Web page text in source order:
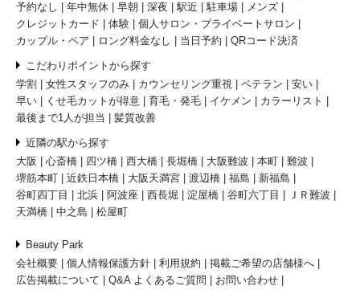
予約なし
年中無休 早朝 深夜 駅近 駐車場
メンズ
クレジットカード
体験
個人サロン・プライベートサロン
カップル・ペア
ロング料金なし 当日予約 QRコード決済
こだわりポイントから探す
学割
女性スタッフのみ カウンセリング重視 ベテラン
安い
早い
くせ毛カットが得意 育毛・発毛 イケメン
カラーリスト
最後まで1人が担当
髪質改善
近隣の駅から探す
大阪
心斎橋 四ツ橋 西大橋 長堀橋 大阪難波 本町
難波
堺筋本町
近鉄日本橋 大阪天満宮 渡辺橋 福島
新福島
谷町四丁目
北浜 阿波座 西長堀 淀屋橋 谷町六丁目
ＪＲ難波
天満橋
中之島 松屋町
Beauty Park
会社概要
個人情報保護方針 利用規約
掲載ご希望の店舗様へ
広告掲載について
Q&A よくあるご質問
お問い合わせ